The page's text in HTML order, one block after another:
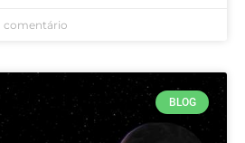
comentário
BLOG